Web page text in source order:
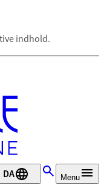
indhold.
DA Menu